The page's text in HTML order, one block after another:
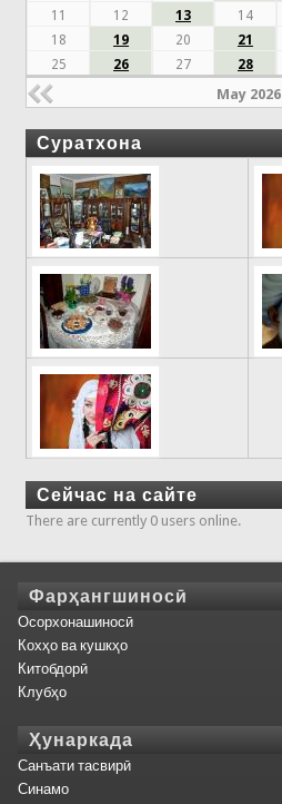
11
12 13 14
18
19 20 21
25
26 27 28
May 2026
Суратхона
Сейчас на сайте
There are currently 0 users online.
Фарҳангшиносӣ
Осорхонашиносӣ
Кохҳо ва кушкҳо
Китобдорӣ
Клубҳо
Ҳунаркада
Санъати тасвирӣ
Синамо